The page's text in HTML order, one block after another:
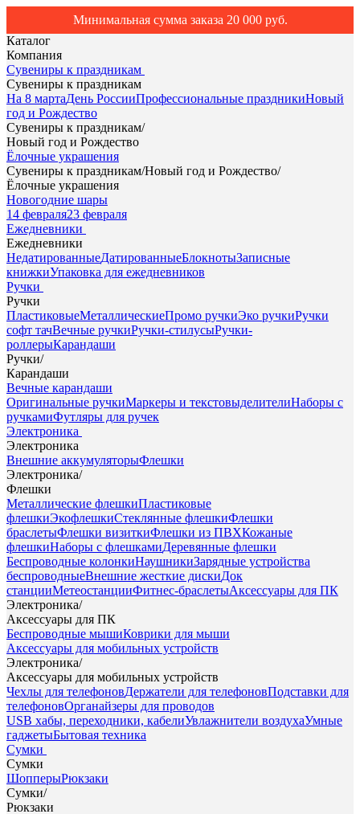
Минимальная сумма заказа 20 000 руб.
Каталог
Компания
Сувениры к праздникам
Сувениры к праздникам
На 8 мартаДень РоссииПрофессиональные праздникиНовый
год и Рождество
Сувениры к праздникам/
Новый год и Рождество
Ёлочные украшения
Сувениры к праздникам/Новый год и Рождество/
Ёлочные украшения
Новогодние шары
14 февраля23 февраля
Ежедневники
Ежедневники
НедатированныеДатированныеБлокнотыЗаписные
книжкиУпаковка для ежедневников
Ручки
Ручки
ПластиковыеМеталлическиеПромо ручкиЭко ручкиРучки
софт тачВечные ручкиРучки-стилусыРучки-
роллерыКарандаши
Ручки/
Карандаши
Вечные карандаши
Оригинальные ручкиМаркеры и текстовыделителиНаборы с
ручкамиФутляры для ручек
Электроника
Электроника
Внешние аккумуляторыФлешки
Электроника/
Флешки
Металлические флешкиПластиковые
флешкиЭкофлешкиСтеклянные флешкиФлешки
браслетыФлешки визиткиФлешки из ПВХКожаные
флешкиНаборы с флешкамиДеревянные флешки
Беспроводные колонкиНаушникиЗарядные устройства
беспроводныеВнешние жесткие дискиДок
станцииМетеостанцииФитнес-браслетыАксессуары для ПК
Электроника/
Аксессуары для ПК
Беспроводные мышиКоврики для мыши
Аксессуары для мобильных устройств
Электроника/
Аксессуары для мобильных устройств
Чехлы для телефоновДержатели для телефоновПодставки для
телефоновОрганайзеры для проводов
USB хабы, переходники, кабелиУвлажнители воздухаУмные
гаджетыБытовая техника
Сумки
Сумки
ШопперыРюкзаки
Сумки/
Рюкзаки